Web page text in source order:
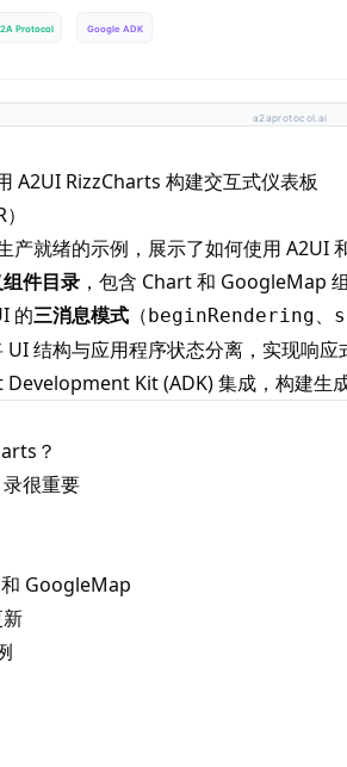
A2UI RizzCharts 构建交互式仪表板
产就绪的示例，展示了如何使用 A2UI
件目录 ，包含 Chart 和 GoogleMap
的三消息模式 （beginRendering、
UI 结构与应用程序状态分离，实现响应
Kit (ADK) 集成，构建生
？
很重要
GoogleMap